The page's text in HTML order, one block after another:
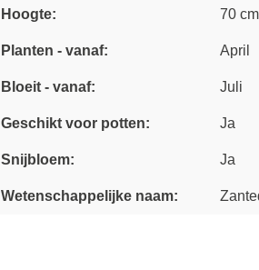
Hoogte: 70 cm
Planten - vanaf: April
Bloeit - vanaf: Juli
Geschikt voor potten: Ja
Snijbloem: Ja
Wetenschappelijke naam: